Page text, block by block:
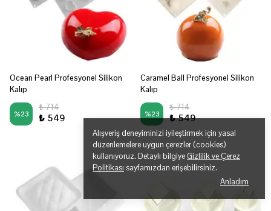
Alışveriş deneyiminizi iyileştirmek için yasal
düzenlemelere uygun çerezler (cookies)
kullanıyoruz. Detaylı bilgiye Gizlilik ve Çerez
Politikası sayfamızdan erişebilirsiniz.
Anladım
Ocean Pearl Profesyonel Silikon
Kalıp
%23
₺ 714
₺ 549
Caramel Ball Profesyonel Silikon
Kalıp
%23
₺ 714
₺ 549